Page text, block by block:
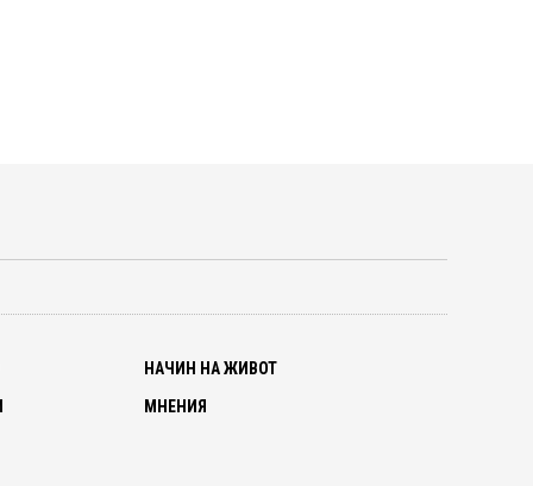
НАЧИН НА ЖИВОТ
МНЕНИЯ